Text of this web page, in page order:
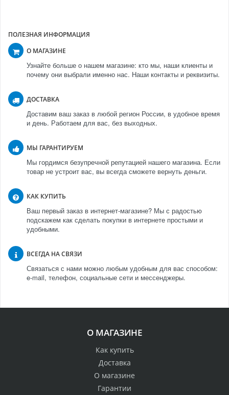
ПОЛЕЗНАЯ ИНФОРМАЦИЯ
О МАГАЗИНЕ
Узнайте больше о нашем магазине: кто мы, наши клиенты и
почему они выбрали именно нас. Наши контакты и реквизиты.
ДОСТАВКА
Доставим ваш заказ в любой регион России, в удобное время
и день. Работаем для вас, без выходных.
МЫ ГАРАНТИРУЕМ
Мы гордимся безупречной репутацией нашего магазина. Если
товар не устроит вас, вы всегда сможете вернуть деньги.
КАК КУПИТЬ
Ваш первый заказ в интернет-магазине? Мы с радостью
подскажем как сделать покупки в интернете простыми и
удобными.
ВСЕГДА НА СВЯЗИ
Связаться с нами можно любым удобным для вас способом:
e-mail, телефон, социальные сети и мессенджеры.
О МАГАЗИНЕ
Как купить
Доставка
О магазине
Гарантии